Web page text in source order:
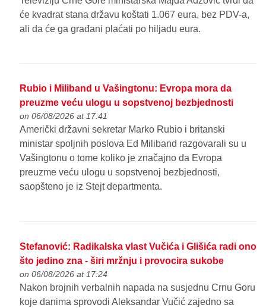
će kvadrat stana državu koštati 1.067 eura, bez PDV-a,
ali da će ga građani plaćati po hiljadu eura.
Rubio i Miliband u Vašingtonu: Evropa mora da
preuzme veću ulogu u sopstvenoj bezbjednosti
on 06/08/2026 at 17:41
Američki državni sekretar Marko Rubio i britanski
ministar spoljnih poslova Ed Miliband razgovarali su u
Vašingtonu o tome koliko je značajno da Evropa
preuzme veću ulogu u sopstvenoj bezbjednosti,
saopšteno je iz Stejt departmenta.
Stefanović: Radikalska vlast Vučića i Glišića radi ono
što jedino zna - širi mržnju i provocira sukobe
on 06/08/2026 at 17:24
Nakon brojnih verbalnih napada na susjednu Crnu Goru
koje danima sprovodi Aleksandar Vučić zajedno sa